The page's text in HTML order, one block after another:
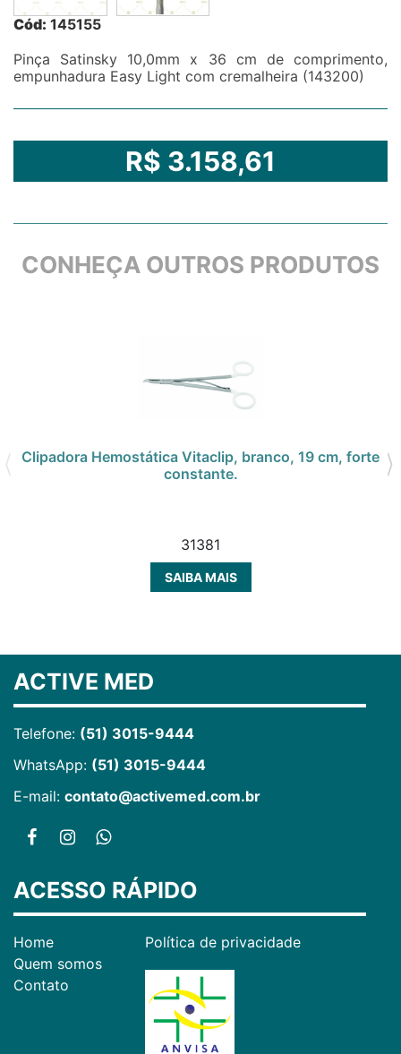
Cód: 145155
Pinça Satinsky 10,0mm x 36 cm de comprimento,
empunhadura Easy Light com cremalheira (143200)
R$ 3.158,61
CONHEÇA OUTROS PRODUTOS
Clipadora Hemostática Vitaclip, branco, 19 cm, forte
constante.
31381
SAIBA MAIS
ACTIVE MED
Telefone: (51) 3015-9444
WhatsApp: (51) 3015-9444
E-mail: contato@activemed.com.br
ACESSO RÁPIDO
Home
Quem somos
Contato
Política de privacidade